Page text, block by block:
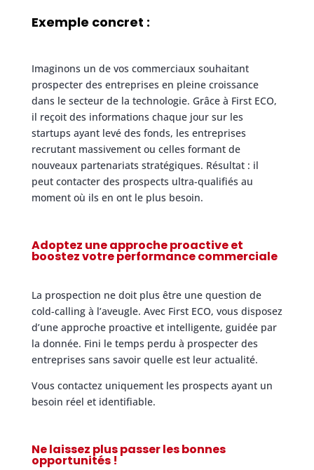
Exemple concret :
Imaginons un de vos commerciaux souhaitant
prospecter des entreprises en pleine croissance
dans le secteur de la technologie. Grâce à First ECO,
il reçoit des informations chaque jour sur les
startups ayant levé des fonds, les entreprises
recrutant massivement ou celles formant de
nouveaux partenariats stratégiques. Résultat : il
peut contacter des prospects ultra-qualifiés au
moment où ils en ont le plus besoin.
Adoptez une approche proactive et
boostez votre performance commerciale
La prospection ne doit plus être une question de
cold-calling à l’aveugle. Avec First ECO, vous disposez
d’une approche proactive et intelligente, guidée par
la donnée. Fini le temps perdu à prospecter des
entreprises sans savoir quelle est leur actualité.
Vous contactez uniquement les prospects ayant un
besoin réel et identifiable.
Ne laissez plus passer les bonnes
opportunités !